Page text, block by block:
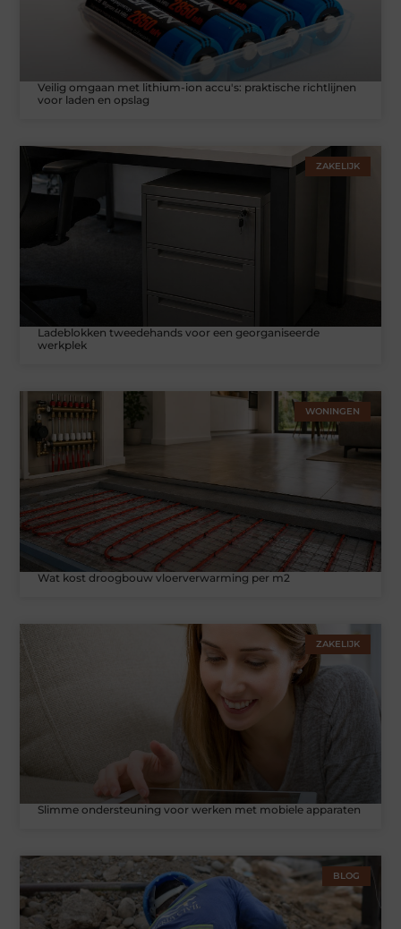
Veilig omgaan met lithium-ion accu's: praktische richtlijnen
voor laden en opslag
ZAKELIJK
Ladeblokken tweedehands voor een georganiseerde
werkplek
WONINGEN
Wat kost droogbouw vloerverwarming per m2
ZAKELIJK
Slimme ondersteuning voor werken met mobiele apparaten
BLOG